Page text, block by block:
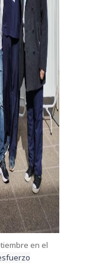
en el